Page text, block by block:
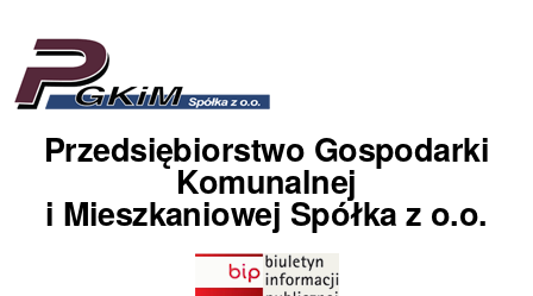
Przedsiębiorstwo Gospodarki
Komunalnej
i Mieszkaniowej Spółka z o.o.